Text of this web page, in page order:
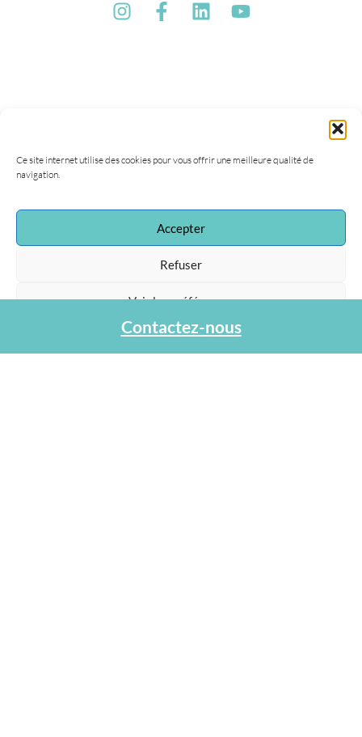
Ce site internet utilise des cookies pour vous offrir une meilleure qualité de
navigation.
Accepter
Refuser
Voir les préférences
Protection des données personnelles
47, rue de la Procession
contact@agapa.fr
Contactez-nous